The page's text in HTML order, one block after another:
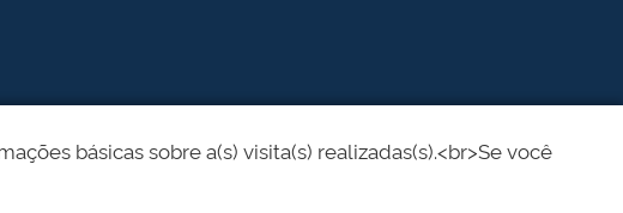
básicas sobre a(s) visita(s) realizadas(s).<br>Se você